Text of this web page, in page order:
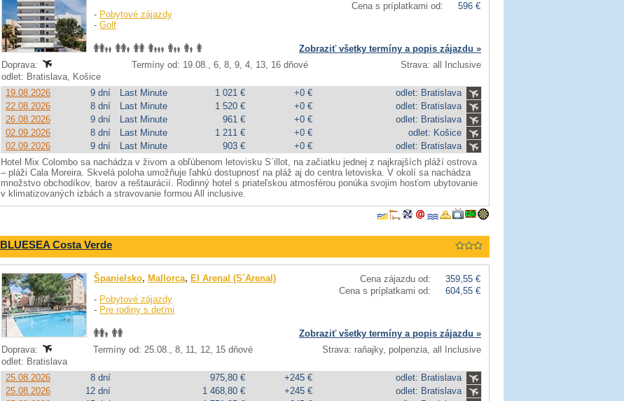
Cena s príplatkami od:
596 €
- Pobytové zájazdy
- Golf
Zobraziť všetky termíny a popis zájazdu »
Doprava:
Termíny od: 19.08., 6, 8, 9, 4, 13, 16 dňové
Strava: all Inclusive
odlet: Bratislava, Košice
19.08.2026
9 dní Last Minute 1 021 € +0 €
odlet: Bratislava
22.08.2026
8 dní Last Minute 1 520 € +0 €
odlet: Bratislava
26.08.2026
9 dní Last Minute 961 € +0 €
odlet: Bratislava
02.09.2026
8 dní Last Minute 1 211 € +0 €
odlet: Košice
02.09.2026
9 dní Last Minute 903 € +0 €
odlet: Bratislava
Hotel Mix Colombo sa nachádza v živom a obľúbenom letovisku S´illot, na začiatku jednej z najkrajších pláží ostrova
– pláži Cala Moreira. Skvelá poloha umožňuje ľahkú dostupnosť na pláž aj do centra letoviska. V okolí sa nachádza
množstvo obchodíkov, barov a reštaurácií. Rodinný hotel s priateľskou atmosférou ponúka svojim hosťom ubytovanie
v klimatizovaných izbách a stravovanie formou All inclusive.
BLUESEA Costa Verde
Cena zájazdu od:
359,55 €
Cena s príplatkami od:
604,55 €
Španielsko, Mallorca, El Arenal (S´Arenal)
- Pobytové zájazdy
- Pre rodiny s deťmi
Zobraziť všetky termíny a popis zájazdu »
Doprava:
Termíny od: 25.08., 8, 11, 12, 15 dňové
Strava: raňajky, polpenzia, all Inclusive
odlet: Bratislava
25.08.2026
8 dní 975,80 € +245 €
odlet: Bratislava
25.08.2026
12 dní 1 468,80 € +245 €
odlet: Bratislava